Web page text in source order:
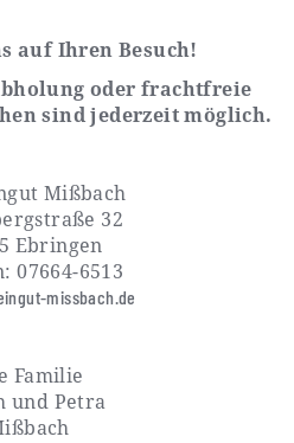
auf Ihren Besuch!
oder frachtfreie
sind jederzeit möglich.
Mißbach
32
Ebringen
07664-6513
missbach.de
Familie
und Petra